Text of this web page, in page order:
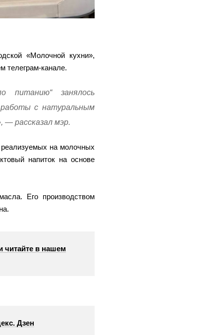
«Молочной кухни»,
телеграм-канале.
питанию“ занялось
работы с натуральным
— рассказал мэр.
на молочных
напиток на основе
Его производством
читайте в нашем
Дзен